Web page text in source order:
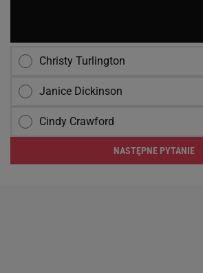
Christy Turlington
Janice Dickinson
Cindy Crawford
NASTĘPNE PYTANIE